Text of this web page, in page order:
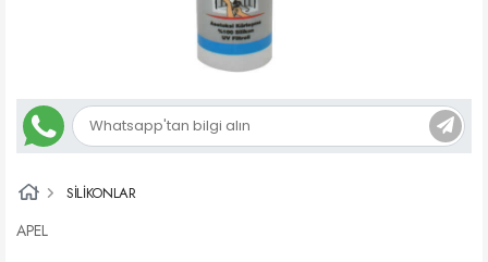
SİLİKONLAR
APEL